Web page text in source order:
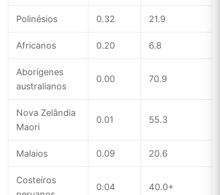
Polinésios 0.32 21.9
Africanos 0.20 6.8
Aborígenes
australianos
0.00 70.9
Nova Zelândia
Maori
0.01 55.3
Malaios 0.09 20.6
Costeiros
0.04 40.0+